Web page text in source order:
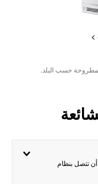
حسب البلد.
تتصل بنظام